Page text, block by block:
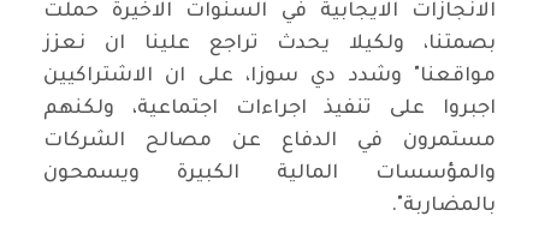
الانجازات الايجابية في السنوات الاخيرة حملت
بصمتنا، ولكيلا يحدث تراجع علينا ان نعزز
مواقعنا" وشدد دي سوزا، على ان الاشتراكيين
اجبروا على تنفيذ اجراءات اجتماعية، ولكنهم
مستمرون في الدفاع عن مصالح الشركات
والمؤسسات المالية الكبيرة ويسمحون
بالمضاربة".